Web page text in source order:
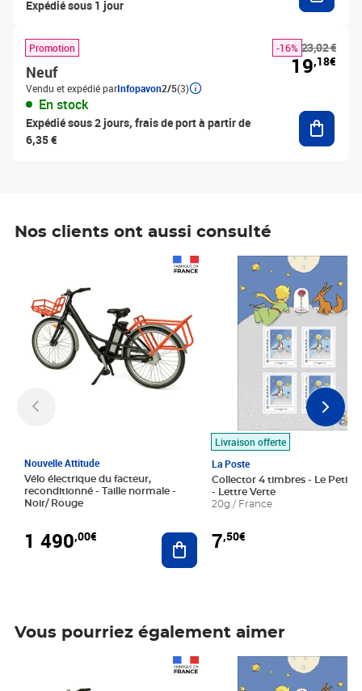
Expédié sous 1 jour
Promotion
Neuf
Vendu et expédié parInfopavon2/5(3)
En stock
Expédié sous 2 jours, frais de port à partir de
6,35 €
23,02 €
-16%
19,18€
Nos clients ont aussi consulté
Nouvelle Attitude
Vélo électrique du facteur,
reconditionné - Taille normale -
Noir/ Rouge
1 490,00€ Ajouter au panier
Livraison offerte
La Poste
Collector 4 timbres - Le Petit
- Lettre Verte
20g / France
7,50€
Prix 7,50€
Vous pourriez également aimer
Prix 7,50€